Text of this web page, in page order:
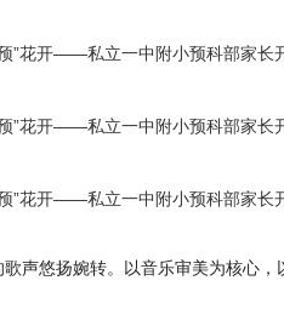
声悠扬婉转。以音乐审美为核心